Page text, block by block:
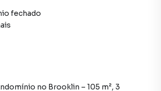
fechado
no Brooklin – 105 m², 3